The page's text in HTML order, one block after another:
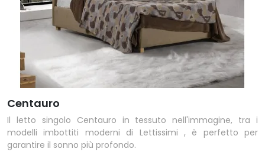
Centauro
Il letto singolo Centauro in tessuto nell'immagine, tra i
modelli imbottiti moderni di Lettissimi , è perfetto per
garantire il sonno più profondo.